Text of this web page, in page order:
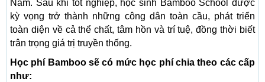
Nam. Sau khi tốt nghiệp, học sinh Bamboo School được
kỳ vọng trở thành những công dân toàn cầu, phát triển
toàn diện về cả thể chất, tâm hồn và trí tuệ, đồng thời biết
trân trọng giá trị truyền thống.
Học phí Bamboo sẽ có mức học phí chia theo các cấp
như: